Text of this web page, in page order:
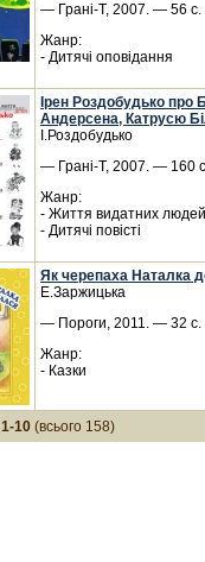
— Грані-Т, 2007. — 56
Жанр:
- Дитячі оповідання
Ірен Роздобудько
Андерсена, Катрусю
І.Роздобудько
— Грані-Т, 2007. — 160
Жанр:
- Життя видатних людей
- Дитячі повісті
Як черепаха Наталка
Е.Заржицька
— Пороги, 2011. — 32 с.
Жанр:
- Казки
1-10 (всього 158)